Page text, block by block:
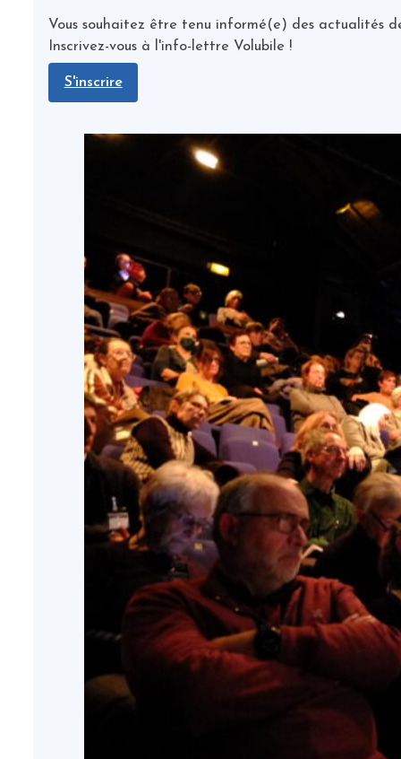
Vous souhaitez être tenu informé(e) des actualités
Inscrivez-vous à l'info-lettre Volubile !
S'inscrire